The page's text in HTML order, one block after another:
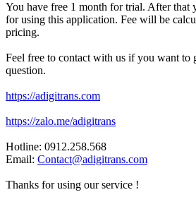
You have free 1 month for trial. After that
for using this application. Fee will be
pricing.
Feel free to contact with us if you want to
question.
https://adigitrans.com
https://zalo.me/adigitrans
Hotline: 0912.258.568
Email: Contact@adigitrans.com
Thanks for using our service !